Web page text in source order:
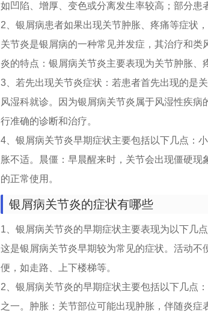
如凹陷、增厚、变色或分离发生率较高；部分患
2、银屑病患者如果出现关节肿胀、疼痛等症状
关节炎是银屑病的一种常见并发症，其治疗和
炎的特点：银屑病关节炎主要表现为关节肿胀、
3、若先出现关节炎症状：若患者首先出现的是
风湿科就诊。因为银屑病关节炎属于风湿性疾
行准确的诊断和治疗。
4、银屑病关节炎早期症状主要包括以下几点：
胀不适。晨僵：早晨醒来时，关节会出现僵硬
的正常使用。
银屑病关节炎的症状有哪些
1、银屑病关节炎的早期症状主要表现为以下几
这是银屑病关节炎早期较为常见的症状。活动
便，如走路、上下楼梯等。
2、银屑病关节炎的早期症状主要包括以下几点
之一。肿胀：关节部位可能出现肿胀，伴随炎症